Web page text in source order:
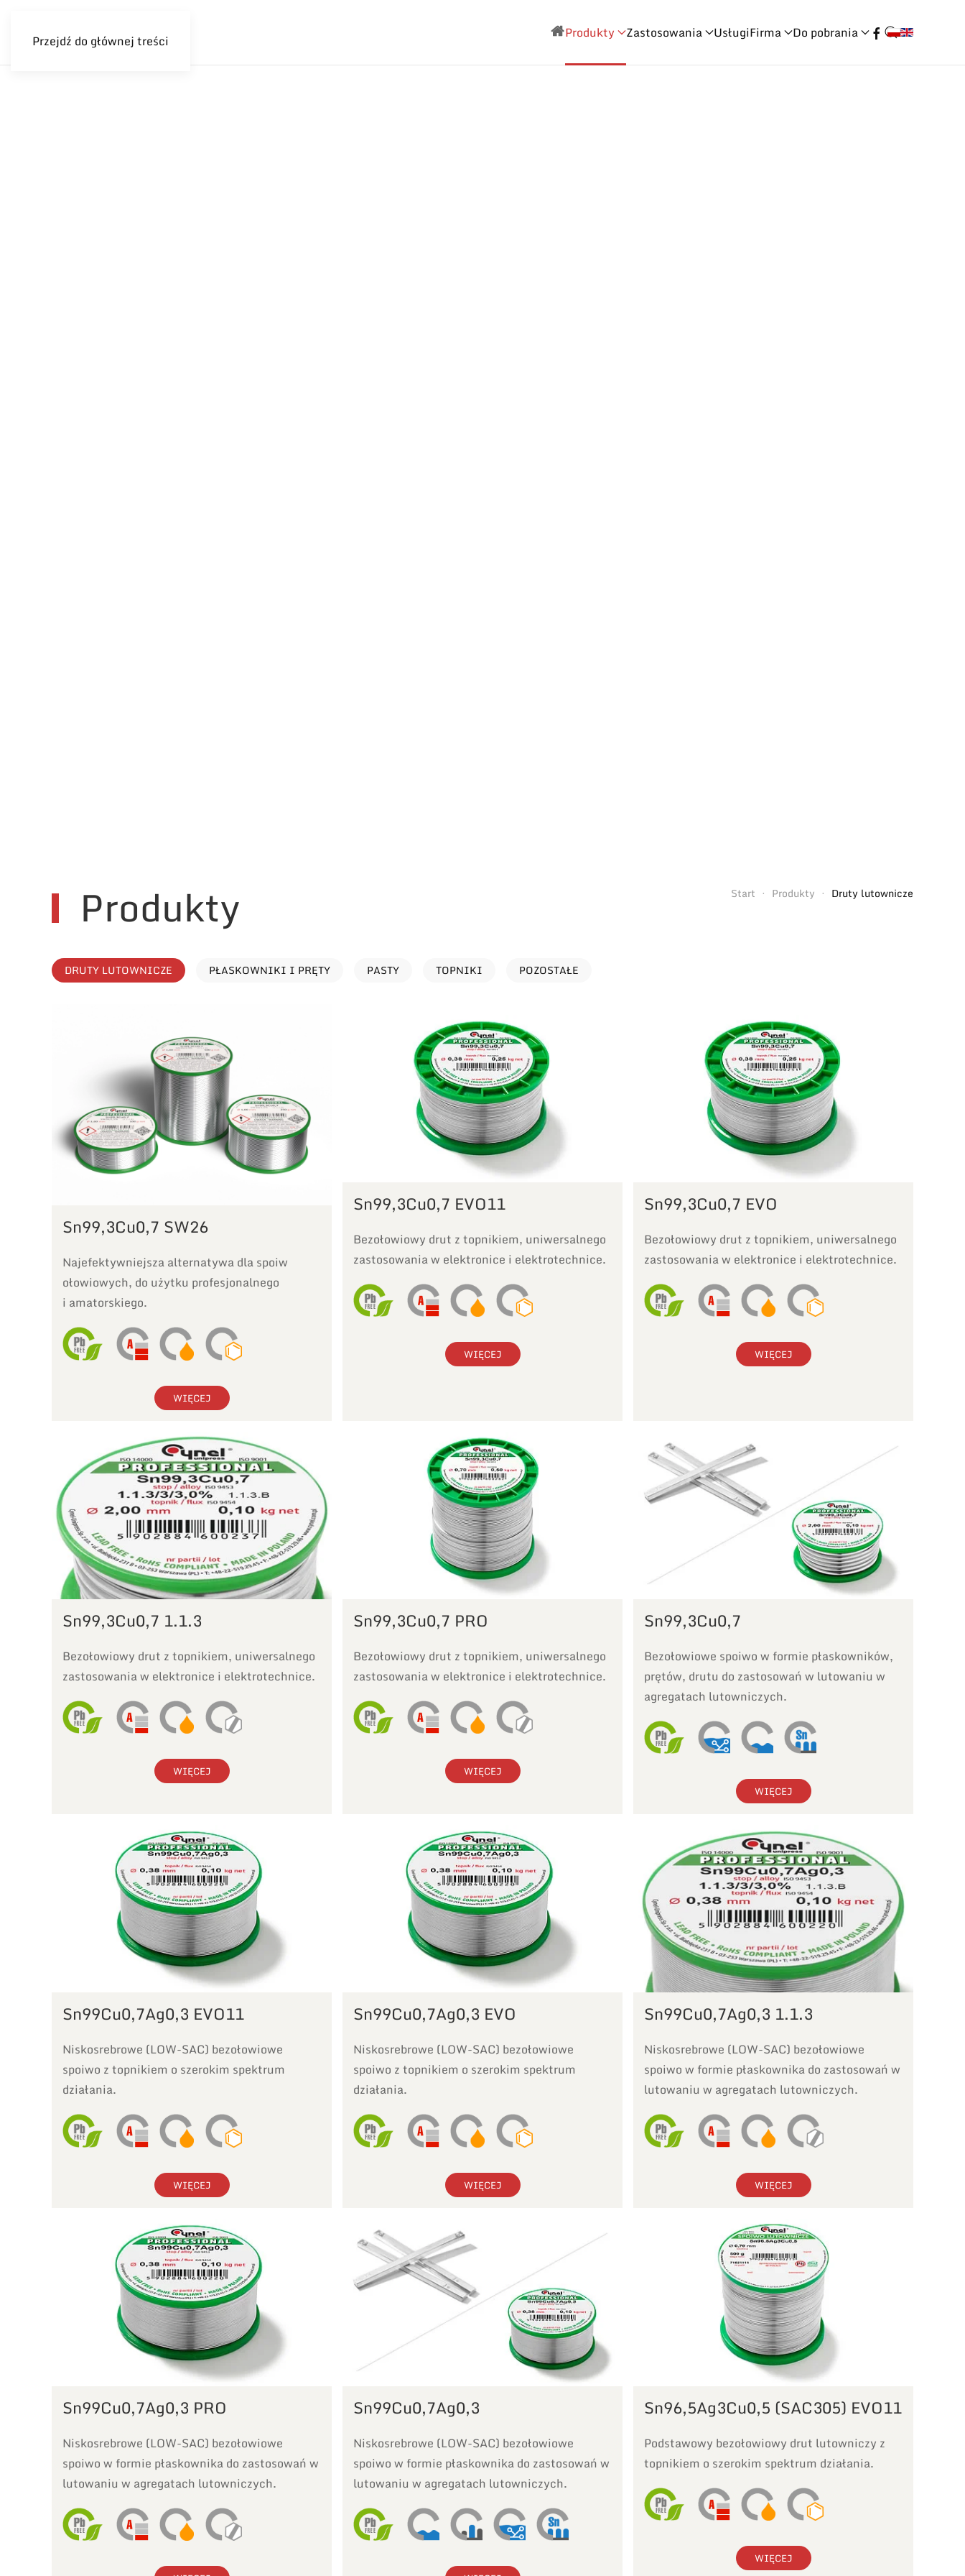
Przejdź do głównej treści Produkty Zastosowania UsługiFirma Do pobrania
Produkty Start Produkty Druty lutownicze
DRUTY LUTOWNICZE PŁASKOWNIKI I PRĘTY PASTY TOPNIKI POZOSTAŁE
Sn99,3Cu0,7 SW26
Najefektywniejsza alternatywa dla spoiw
ołowiowych, do użytku profesjonalnego
i amatorskiego.
WIĘCEJ
Sn99,3Cu0,7 EVO11
Bezołowiowy drut z topnikiem, uniwersalnego
zastosowania w elektronice i elektrotechnice.
WIĘCEJ
Sn99,3Cu0,7 EVO
Bezołowiowy drut z topnikiem, uniwersalnego
zastosowania w elektronice i elektrotechnice.
WIĘCEJ
Sn99,3Cu0,7 1.1.3
Bezołowiowy drut z topnikiem, uniwersalnego
zastosowania w elektronice i elektrotechnice.
WIĘCEJ
Sn99,3Cu0,7 PRO
Bezołowiowy drut z topnikiem, uniwersalnego
zastosowania w elektronice i elektrotechnice.
WIĘCEJ
Sn99,3Cu0,7
Bezołowiowe spoiwo w formie płaskowników,
prętów, drutu do zastosowań w lutowaniu w
agregatach lutowniczych.
WIĘCEJ
Sn99Cu0,7Ag0,3 EVO11
Niskosrebrowe (LOW-SAC) bezołowiowe
spoiwo z topnikiem o szerokim spektrum
działania.
WIĘCEJ
Sn99Cu0,7Ag0,3 EVO
Niskosrebrowe (LOW-SAC) bezołowiowe
spoiwo z topnikiem o szerokim spektrum
działania.
WIĘCEJ
Sn99Cu0,7Ag0,3 1.1.3
Niskosrebrowe (LOW-SAC) bezołowiowe
spoiwo w formie płaskownika do zastosowań w
lutowaniu w agregatach lutowniczych.
WIĘCEJ
Sn99Cu0,7Ag0,3 PRO
Niskosrebrowe (LOW-SAC) bezołowiowe
spoiwo w formie płaskownika do zastosowań w
lutowaniu w agregatach lutowniczych.
Sn99Cu0,7Ag0,3
Niskosrebrowe (LOW-SAC) bezołowiowe
spoiwo w formie płaskownika do zastosowań w
lutowaniu w agregatach lutowniczych.
Sn96,5Ag3Cu0,5 (SAC305) EVO11
Podstawowy bezołowiowy drut lutowniczy z
topnikiem o szerokim spektrum działania.
WIĘCEJ